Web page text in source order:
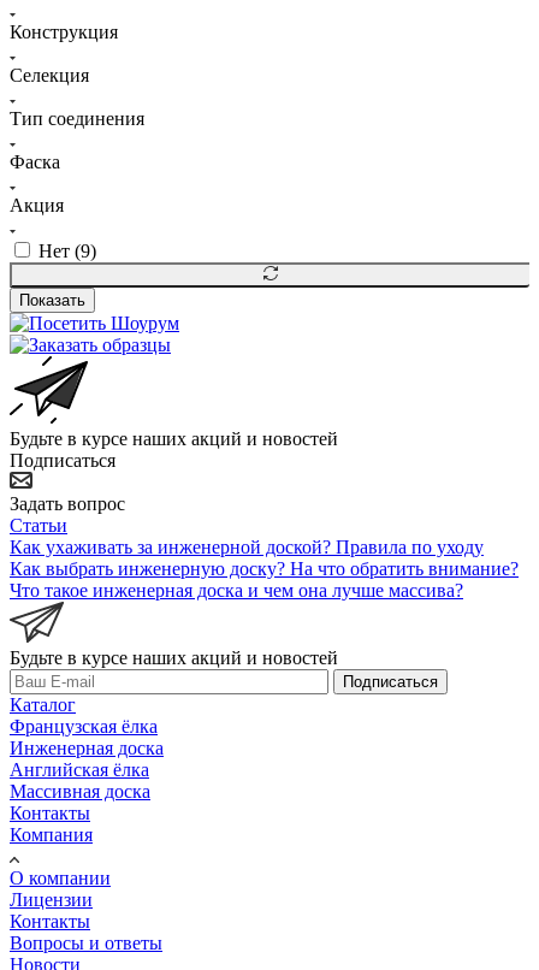
Конструкция
Селекция
Тип соединения
Фаска
Акция
Нет (9)
Показать
Будьте в курсе наших акций и новостей
Подписаться
Задать вопрос
Статьи
Как ухаживать за инженерной доской? Правила по уходу
Как выбрать инженерную доску? На что обратить внимание?
Что такое инженерная доска и чем она лучше массива?
Будьте в курсе наших акций и новостей
Подписаться
Каталог
Французская ёлка
Инженерная доска
Английская ёлка
Массивная доска
Контакты
Компания
О компании
Лицензии
Контакты
Вопросы и ответы
Новости